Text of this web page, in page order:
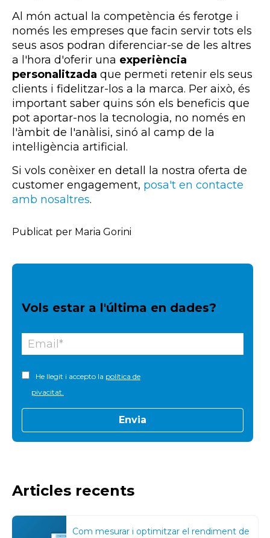
Al món actual la competència és ferotge i
només les empreses que facin servir tots els
seus asos podran diferenciar-se de les altres
a l'hora d'oferir una experiència
personalitzada que permeti retenir els seus
clients i fidelitzar-los a la marca. Per això, és
important saber quins són els beneficis que
pot aportar-nos la tecnologia, no només en
l'àmbit de l'anàlisi, sinó al camp de la
intel·ligència artificial.
Si vols conèixer en detall la nostra oferta de
customer engagement, posa't en contacte
amb nosaltres.
Publicat per Maria Gorini
Vols estar a l'última en dades?
He llegit i accepto la política de
pivacitat.
Articles recents
Com mesurar i optimitzar el rendiment de